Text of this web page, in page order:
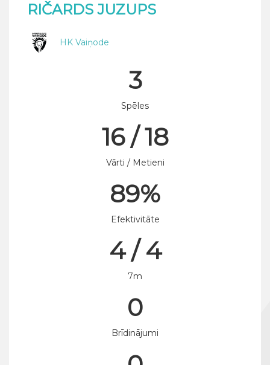
RIČARDS JUZUPS
HK Vaiņode
3
Spēles
16 / 18
Vārti / Metieni
89%
Efektivitāte
4 / 4
7m
0
Brīdinājumi